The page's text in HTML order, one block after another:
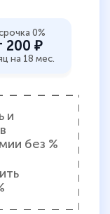
0%
200 ₽
на 18 мес.
и
без %